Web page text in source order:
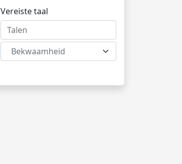
Vereiste taal
Bekwaamheid